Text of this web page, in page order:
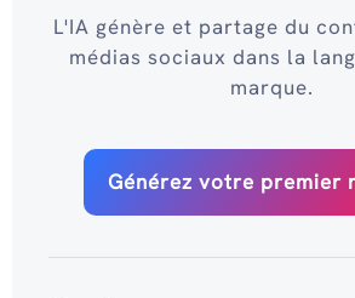
L'IA génère et partage du
médias sociaux dans la
marque.
Générez votre premier